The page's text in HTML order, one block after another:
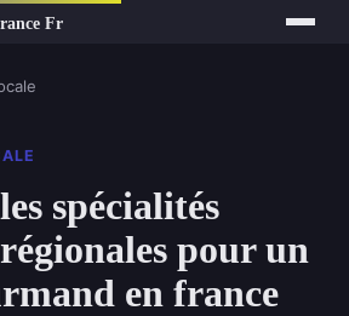
spécialités
pour un
en france